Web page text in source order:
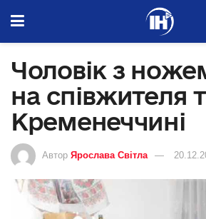
Чоловік з
на співжителя
Кременеччині
Автор Ярослава Світла